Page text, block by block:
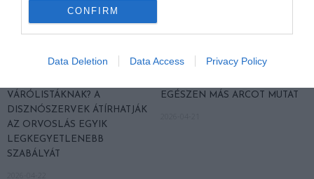
CONFIRM
Data Deletion Data Access Privacy Policy
VÉGE LEHET A
VÁRÓLISTÁKNAK? A
DISZNÓSZERVEK ÁTÍRHATJÁK
AZ ORVOSLÁS EGYIK
LEGKEGYETLENEBB
SZABÁLYÁT
AUDHD: AMIKOR AZ AUTIZMUS
EGÉSZEN MÁS ARCOT MUTAT